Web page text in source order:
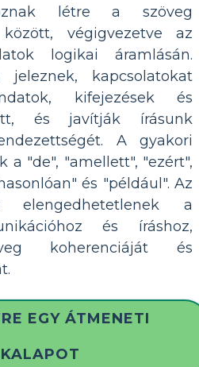
létre a szöveg
végigvezetve az
logikai áramlásán.
jeleznek, kapcsolatokat
kifejezések és
és javítják írásunk
A gyakori
a "de", "amellett", "ezért",
és "például". Az
elengedhetetlenek a
és íráshoz,
koherenciáját és
EGY ÁTMENETI